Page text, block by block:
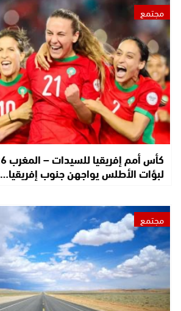
مجتمع
لبؤات الأطلس يواجهن جنوب إفريقيا…
مجتمع